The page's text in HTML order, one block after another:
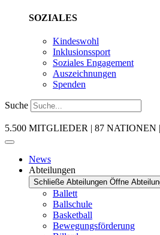
SOZIALES
Kindeswohl
Inklusionssport
Soziales Engagement
Auszeichnungen
Spenden
Suche
5.500 MITGLIEDER | 87
News
Abteilungen
Schließe Abteilungen Öffne
Ballett
Ballschule
Basketball
Bewegungsförderung